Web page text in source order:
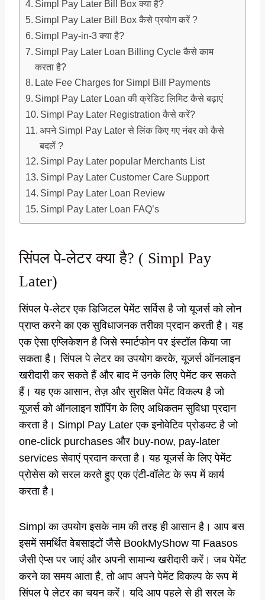
Simpl Pay Later Bill Box क्या है?
Simpl Pay Later Bill Box कैसे प्रयोग करें ?
Simpl Pay-in-3 क्या है?
Simpl Pay Later Loan Billing Cycle कैसे काम
करता है?
Late Fee Charges for Simpl Bill Payments
Simpl Pay Later Loan की क्रेडिट लिमिट कैसे बढ़ाएं
Simpl Pay Later Registration कैसे करें?
अपने Simpl Pay Later से लिंक किए गए नंबर को कैसे
बदलें ?
Simpl Pay Later popular Merchants List
Simpl Pay Later Customer Care Support
Simpl Pay Later Loan Review
Simpl Pay Later Loan FAQ’s
सिंपल पे-लेटर क्या है? ( Simpl Pay
Later)
सिंपल पे-लेटर एक डिजिटल पेमेंट सर्विस है जो यूजर्स को लोन
प्राप्त करने का एक सुविधाजनक तरीका प्रदान करती है। यह
एक ऐसा एप्लिकेशन है जिसे स्मार्टफोन पर इंस्टॉल किया जा
सकता है। सिंपल पे लेटर का उपयोग करके, यूजर्स ऑनलाइन
खरीदारी कर सकते हैं और बाद में उनके लिए पेमेंट कर सकते
हैं। यह एक आसान, तेज़ और सुरक्षित पेमेंट विकल्प है जो
यूजर्स को ऑनलाइन शॉपिंग के लिए अधिकतम सुविधा प्रदान
करता है। Simpl Pay Later एक इनोवेटिव प्रोडक्ट है जो
one-click purchases और buy-now, pay-later
services सेवाएं प्रदान करता है। यह यूजर्स के लिए पेमेंट
प्रोसेस को सरल करते हुए एक एंटी-वॉलेट के रूप में कार्य
करता है।
Simpl का उपयोग इसके नाम की तरह ही आसान है। आप बस
इसमें समर्थित वेबसाइटों जैसे BookMyShow या Faasos
जैसी ऐप्स पर जाएं और अपनी सामान्य खरीदारी करें। जब पेमेंट
करने का समय आता है, तो आप अपने पेमेंट विकल्प के रूप में
सिंपल पे लेटर का चयन करें। यदि आप पहले से ही सरल के